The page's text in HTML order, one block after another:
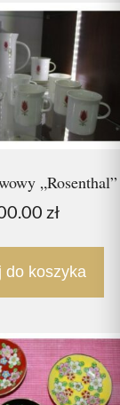
„Rosenthal”
zł
do koszyka